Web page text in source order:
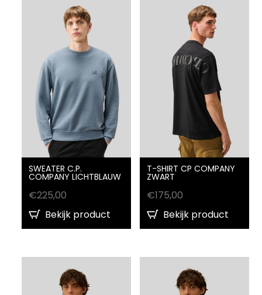
SWEATER C.P.
COMPANY LICHTBLAUW
€225,00
Bekijk product
T-SHIRT CP COMPANY
ZWART
€175,00
Bekijk product